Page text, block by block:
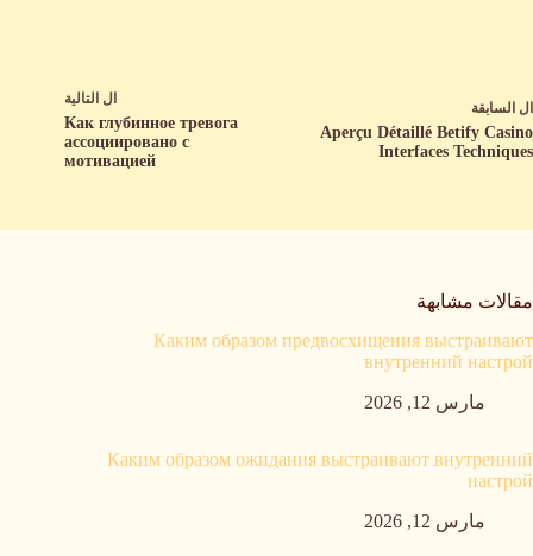
ال السابقة
Aperçu Détaillé Betify Casino
Interfaces Techniques
ال التالية
Как глубинное тревога
ассоциировано с
мотивацией
مقالات مشابهة
Каким образом предвосхищения выстраивают
внутренний настрой
مارس 12, 2026
Каким образом ожидания выстраивают внутренний
настрой
مارس 12, 2026